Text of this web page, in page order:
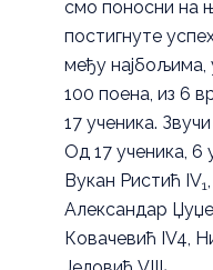
смо поносни на
постигнуте
међу најбољима,
100 поена, из 6
17 ученика.
Од 17 ученика, 6
Вукан Ристић IV1
Александар
Ковачевић IV4,